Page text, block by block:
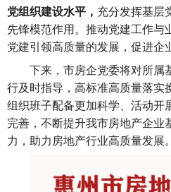
党组织建设水平， 充分发挥基层
先锋模范作用。 推动党建工作与
党建引领高质量的发展，促进企
下来，市房企党委将对所属
行及时指导，高标准高质量落实
组织班子配备更加科学、活动开
完善，不断提升我市房地产企业
力，助力房地产行业高质量发展。